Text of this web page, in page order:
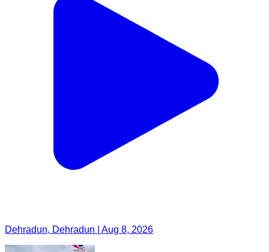
Dehradun, Dehradun | Aug 8, 2026